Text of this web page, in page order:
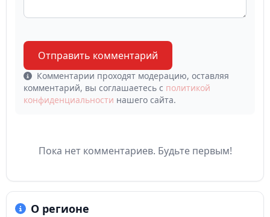
Отправить комментарий
Комментарии проходят модерацию, оставляя
комментарий, вы соглашаетесь с политикой
конфиденциальности нашего сайта.
Пока нет комментариев. Будьте первым!
О регионе